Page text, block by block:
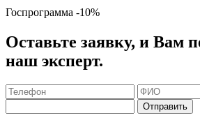
Госпрограмма -10%
Оставьте заявку, и Вам
наш эксперт.
Отправить